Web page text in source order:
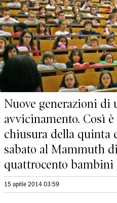
Nuove generazioni
avvicinamento. Così
chiusura della
sabato al Mammuth
quattrocento bambini
15 aprile 2014 03:59